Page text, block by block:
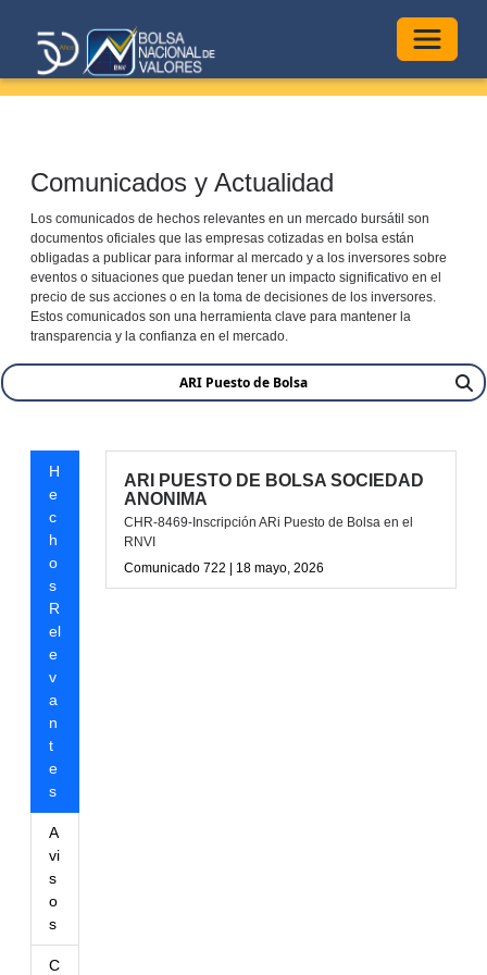
Comunicados y Actualidad
Los comunicados de hechos relevantes en un mercado bursátil son
documentos oficiales que las empresas cotizadas en bolsa están
obligadas a publicar para informar al mercado y a los inversores sobre
eventos o situaciones que puedan tener un impacto significativo en el
precio de sus acciones o en la toma de decisiones de los inversores.
Estos comunicados son una herramienta clave para mantener la
transparencia y la confianza en el mercado.
H
e
c
h
o
s
R
el
e
v
a
n
t
e
s
A
vi
s
o
s
C
ARI PUESTO DE BOLSA SOCIEDAD
ANONIMA
CHR-8469-Inscripción ARi Puesto de Bolsa en el
RNVI
Comunicado 722 | 18 mayo, 2026